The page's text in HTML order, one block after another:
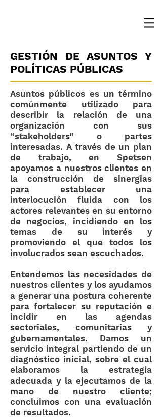
GESTIÓN DE ASUNTOS Y
POLÍTICAS PÚBLICAS
Asuntos públicos es un término
comúnmente utilizado para
describir la relación de una
organización con sus
“stakeholders” o partes
interesadas. A través de un plan
de trabajo, en Spetsen
apoyamos a nuestros clientes en
la construcción de sinergias
para establecer una
interlocución fluida con los
actores relevantes en su entorno
de negocios, incidiendo en los
temas de su interés y
promoviendo el que todos los
involucrados sean escuchados.
Entendemos las necesidades de
nuestros clientes y los ayudamos
a generar una postura coherente
para fortalecer su reputación e
incidir en las agendas
sectoriales, comunitarias y
gubernamentales. Damos un
servicio integral partiendo de un
diagnóstico inicial, sobre el cual
elaboramos la estrategia
adecuada y la ejecutamos de la
mano de nuestro cliente;
concluimos con una evaluación
de resultados.